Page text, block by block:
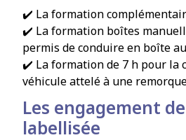
✔️ La formation
✔️ La formation boîtes
permis de conduire en boîte
✔️ La formation de 7 h pour la
véhicule attelé à une
Les engagement
labellisée